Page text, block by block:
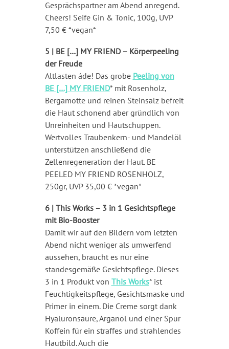
Gesprächspartner am Abend anregend.
Cheers! Seife Gin & Tonic, 100g, UVP
7,50 € *vegan*
5 | BE […] MY FRIEND – Körperpeeling
der Freude
Altlasten áde! Das grobe Peeling von
BE […] MY FRIEND* mit Rosenholz,
Bergamotte und reinen Steinsalz befreit
die Haut schonend aber gründlich von
Unreinheiten und Hautschuppen.
Wertvolles Traubenkern- und Mandelöl
unterstützen anschließend die
Zellenregeneration der Haut. BE
PEELED MY FRIEND ROSENHOLZ,
250gr, UVP 35,00 € *vegan*
6 | This Works – 3 in 1 Gesichtspflege
mit Bio-Booster
Damit wir auf den Bildern vom letzten
Abend nicht weniger als umwerfend
aussehen, braucht es nur eine
standesgemäße Gesichtspflege. Dieses
3 in 1 Produkt von This Works* ist
Feuchtigkeitspflege, Gesichtsmaske und
Primer in einem. Die Creme sorgt dank
Hyaluronsäure, Arganöl und einer Spur
Koffein für ein straffes und strahlendes
Hautbild. Auch die